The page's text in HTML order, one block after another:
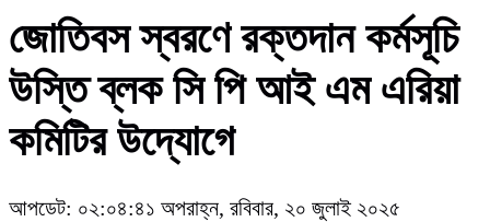
জোতিবস স্বরণে রক্তদান কর্মসূচি
উস্তি ব্লক সি পি আই এম এরিয়া
কমিটির উদ্যোগে
আপডেট: ০২:০৪:৪১ অপরাহ্ন, রবিবার, ২০ জুলাই ২০২৫